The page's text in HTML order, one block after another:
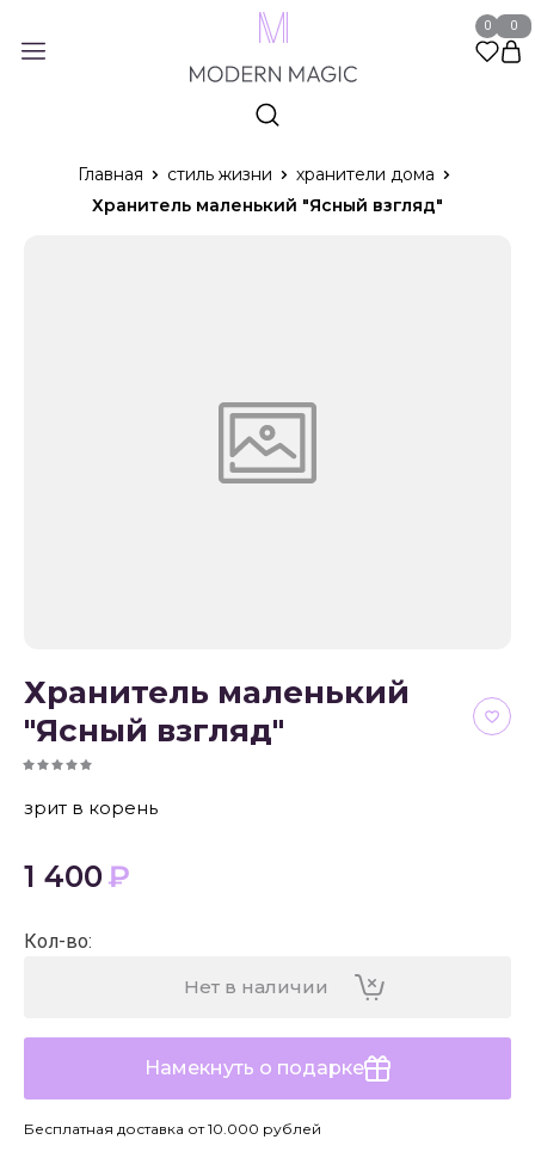
0 0
Главная стиль жизни
хранители дома
Хранитель маленький "Ясный взгляд"
Хранитель маленький
"Ясный взгляд"
зрит в корень
1 400₽
Кол-во:
Нет в наличии
Намекнуть о подарке
Бесплатная доставка от 10.000 рублей